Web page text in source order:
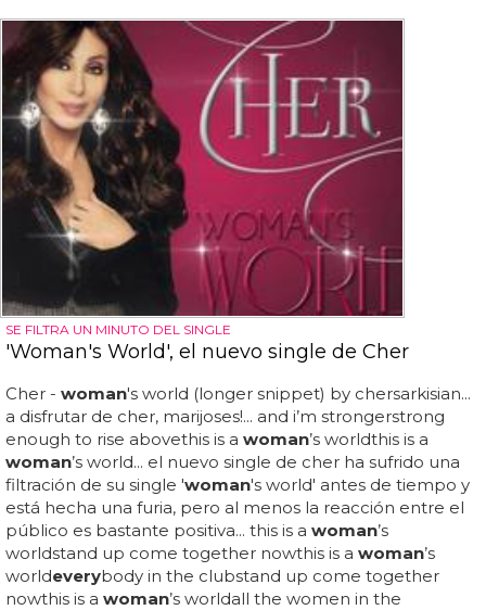
SE FILTRA UN MINUTO DEL SINGLE
'Woman's World', el nuevo single de Cher
Cher - woman's world (longer snippet) by chersarkisian...
a disfrutar de cher, marijoses!... and i’m strongerstrong
enough to rise abovethis is a woman’s worldthis is a
woman’s world... el nuevo single de cher ha sufrido una
filtración de su single 'woman's world' antes de tiempo y
está hecha una furia, pero al menos la reacción entre el
público es bastante positiva... this is a woman’s
worldstand up come together nowthis is a woman’s
worldeverybody in the clubstand up come together
nowthis is a woman’s worldall the women in the